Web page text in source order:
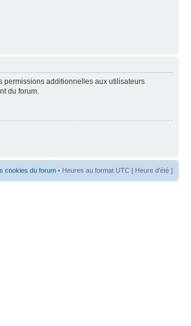
permissions additionnelles aux utilisateurs
du forum.
cookies du forum • Heures au format UTC [ Heure d’été ]